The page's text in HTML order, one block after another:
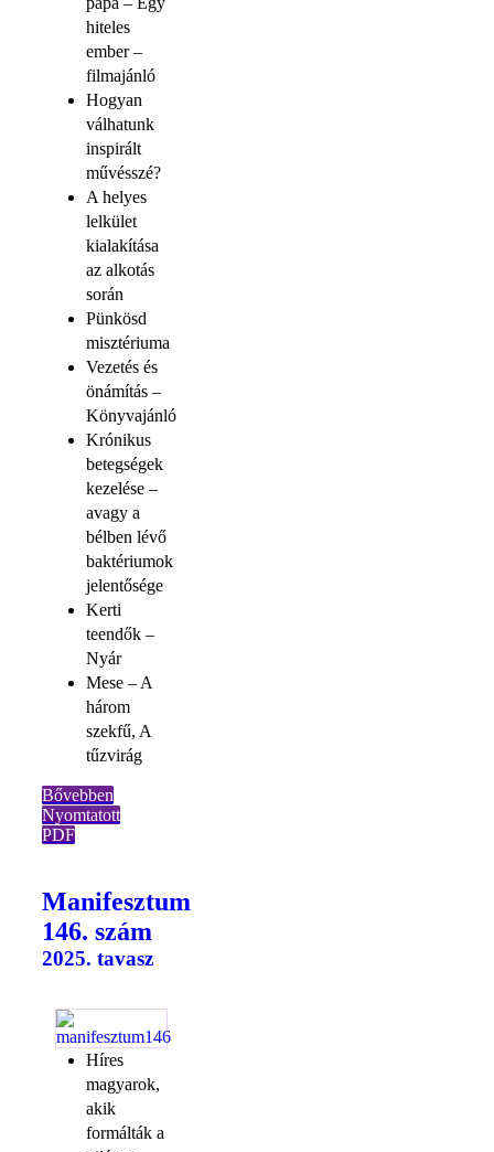
hiteles
ember –
filmajánló
Hogyan
válhatunk
inspirált
művésszé?
A helyes
lelkület
kialakítása
az alkotás
során
Pünkösd
misztériuma
Vezetés és
önámítás –
Könyvajánló
Krónikus
betegségek
kezelése –
avagy a
bélben lévő
baktériumok
jelentősége
Kerti
teendők –
Nyár
Mese – A
három
szekfű, A
tűzvirág
Bővebben
Nyomtatott
PDF
Manifesztum
146. szám
2025. tavasz
Híres
magyarok,
akik
formálták a